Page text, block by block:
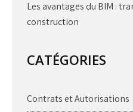
Les avantages du BIM :
construction
CATÉGORIES
Contrats et Autorisations